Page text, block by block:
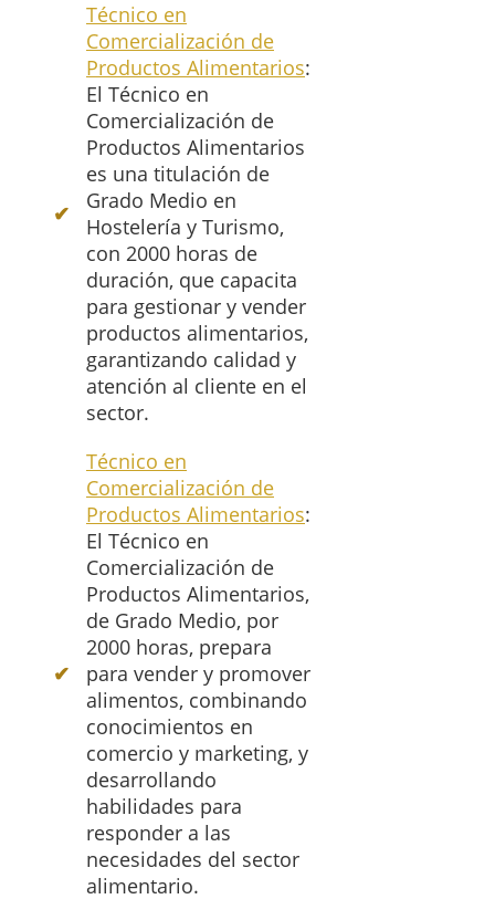
Técnico en
Comercialización de
Productos Alimentarios:
El Técnico en
Comercialización de
Productos Alimentarios
es una titulación de
Grado Medio en
Hostelería y Turismo,
con 2000 horas de
duración, que capacita
para gestionar y vender
productos alimentarios,
garantizando calidad y
atención al cliente en el
sector.
Técnico en
Comercialización de
Productos Alimentarios:
El Técnico en
Comercialización de
Productos Alimentarios,
de Grado Medio, por
2000 horas, prepara
para vender y promover
alimentos, combinando
conocimientos en
comercio y marketing, y
desarrollando
habilidades para
responder a las
necesidades del sector
alimentario.